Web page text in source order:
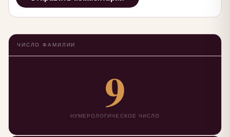
ЧИСЛО ФАМИЛИИ
9
НУМЕРОЛОГИЧЕСКОЕ ЧИСЛО